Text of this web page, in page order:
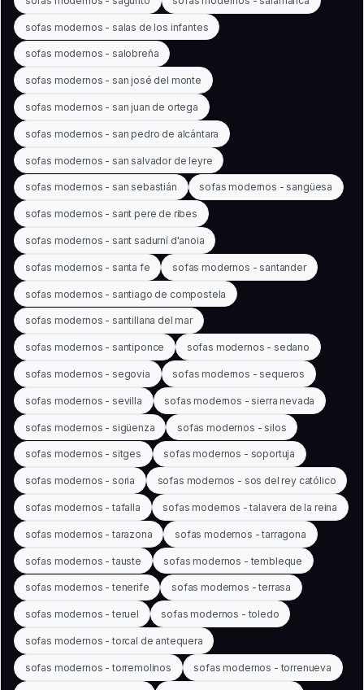
sofas modernos - salas de los infantes
sofas modernos - salobreña
sofas modernos - san josé del monte
sofas modernos - san juan de ortega
sofas modernos - san pedro de alcántara
sofas modernos - san salvador de leyre
sofas modernos - san sebastián sofas modernos - sangüesa
sofas modernos - sant pere de ribes
sofas modernos - sant sadurní d'anoia
sofas modernos - santa fe sofas modernos - santander
sofas modernos - santiago de compostela
sofas modernos - santillana del mar
sofas modernos - santiponce sofas modernos - sedano
sofas modernos - segovia sofas modernos - sequeros
sofas modernos - sevilla sofas modernos - sierra nevada
sofas modernos - sigüenza sofas modernos - silos
sofas modernos - sitges sofas modernos - soportuja
sofas modernos - soria sofas modernos - sos del rey católico
sofas modernos - tafalla sofas modernos - talavera de la reina
sofas modernos - tarazona sofas modernos - tarragona
sofas modernos - tauste sofas modernos - tembleque
sofas modernos - tenerife sofas modernos - terrasa
sofas modernos - teruel sofas modernos - toledo
sofas modernos - torcal de antequera
sofas modernos - torremolinos sofas modernos - torrenueva